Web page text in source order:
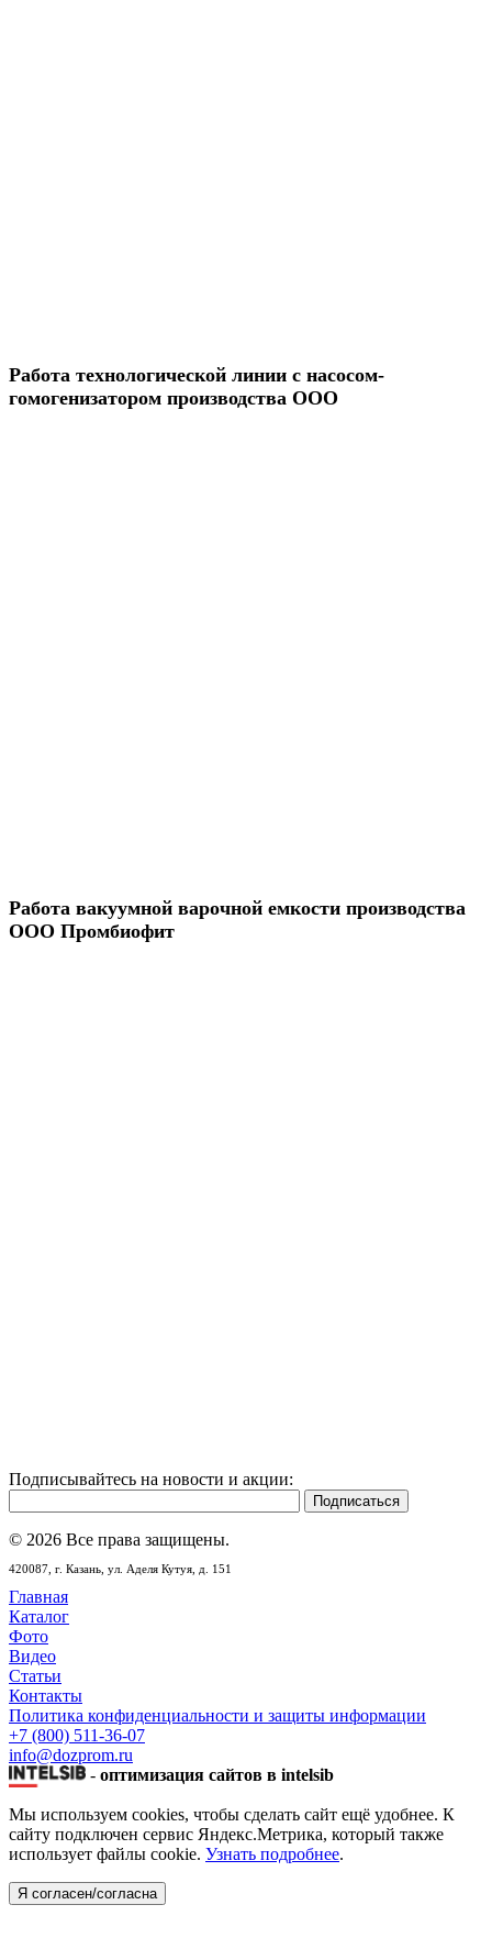
Работа технологической линии с насосом-
гомогенизатором производства ООО
Работа вакуумной варочной емкости производства
ООО Промбиофит
Подписывайтесь на новости и акции:
© 2026 Все права защищены.
420087, г. Казань, ул. Аделя Кутуя, д. 151
Главная
Каталог
Фото
Видео
Статьи
Контакты
Политика конфиденциальности и защиты информации
+7 (800) 511-36-07
info@dozprom.ru
- оптимизация сайтов в intelsib
Мы используем cookies, чтобы сделать сайт ещё удобнее. К
сайту подключен сервис Яндекс.Метрика, который также
использует файлы cookie. Узнать подробнее.
Я согласен/согласна